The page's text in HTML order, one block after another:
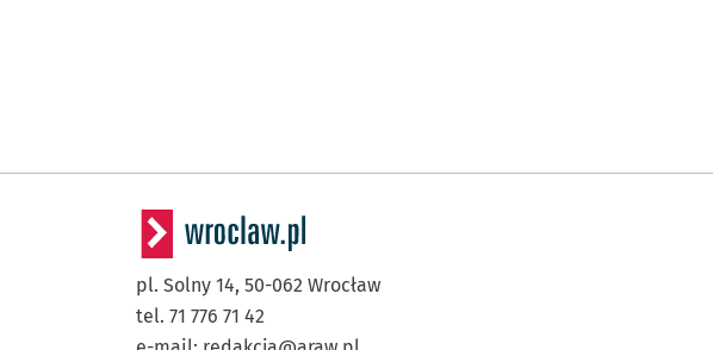
pl. Solny 14, 50-062 Wrocław
tel. 71 776 71 42